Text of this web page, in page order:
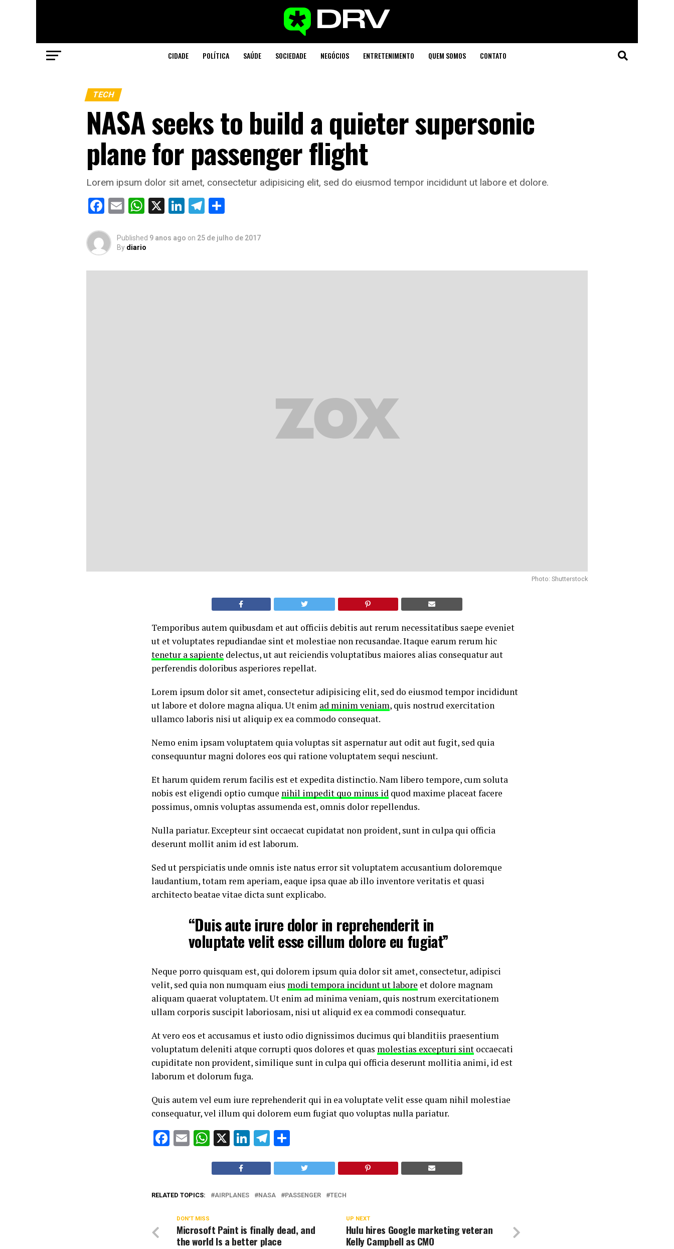
CIDADE POLÍTICA SAÚDE SOCIEDADE NEGÓCIOS ENTRETENIMENTO QUEM SOMOS CONTATO
TECH
NASA seeks to build a quieter supersonic
plane for passenger flight
Lorem ipsum dolor sit amet, consectetur adipisicing elit, sed do eiusmod tempor incididunt ut labore et dolore.
Facebook
EmailWhatsApp
X LinkedIn
Telegram
Published 9 anos ago on 25 de julho de 2017
By diario
Photo: Shutterstock
Temporibus autem quibusdam et aut officiis debitis aut rerum necessitatibus saepe eveniet
ut et voluptates repudiandae sint et molestiae non recusandae. Itaque earum rerum hic
tenetur a sapiente delectus, ut aut reiciendis voluptatibus maiores alias consequatur aut
perferendis doloribus asperiores repellat.
Lorem ipsum dolor sit amet, consectetur adipisicing elit, sed do eiusmod tempor incididunt
ut labore et dolore magna aliqua. Ut enim ad minim veniam, quis nostrud exercitation
ullamco laboris nisi ut aliquip ex ea commodo consequat.
Nemo enim ipsam voluptatem quia voluptas sit aspernatur aut odit aut fugit, sed quia
consequuntur magni dolores eos qui ratione voluptatem sequi nesciunt.
Et harum quidem rerum facilis est et expedita distinctio. Nam libero tempore, cum soluta
nobis est eligendi optio cumque nihil impedit quo minus id quod maxime placeat facere
possimus, omnis voluptas assumenda est, omnis dolor repellendus.
Nulla pariatur. Excepteur sint occaecat cupidatat non proident, sunt in culpa qui officia
deserunt mollit anim id est laborum.
Sed ut perspiciatis unde omnis iste natus error sit voluptatem accusantium doloremque
laudantium, totam rem aperiam, eaque ipsa quae ab illo inventore veritatis et quasi
architecto beatae vitae dicta sunt explicabo.
“Duis aute irure dolor in reprehenderit in
voluptate velit esse cillum dolore eu fugiat”
Neque porro quisquam est, qui dolorem ipsum quia dolor sit amet, consectetur, adipisci
velit, sed quia non numquam eius modi tempora incidunt ut labore et dolore magnam
aliquam quaerat voluptatem. Ut enim ad minima veniam, quis nostrum exercitationem
ullam corporis suscipit laboriosam, nisi ut aliquid ex ea commodi consequatur.
At vero eos et accusamus et iusto odio dignissimos ducimus qui blanditiis praesentium
voluptatum deleniti atque corrupti quos dolores et quas molestias excepturi sint occaecati
cupiditate non provident, similique sunt in culpa qui officia deserunt mollitia animi, id est
laborum et dolorum fuga.
Quis autem vel eum iure reprehenderit qui in ea voluptate velit esse quam nihil molestiae
consequatur, vel illum qui dolorem eum fugiat quo voluptas nulla pariatur.
Facebook
EmailWhatsApp
X LinkedIn
Telegram
RELATED TOPICS: AIRPLANES NASA PASSENGER TECH
UP NEXT
Hulu hires Google marketing veteran
Kelly Campbell as CMO
DON'T MISS
Microsoft Paint is finally dead, and
the world Is a better place